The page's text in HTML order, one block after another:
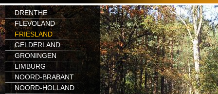
DRENTHE
FLEVOLAND
FRIESLAND
GELDERLAND
GRONINGEN
LIMBURG
NOORD-BRABANT
NOORD-HOLLAND